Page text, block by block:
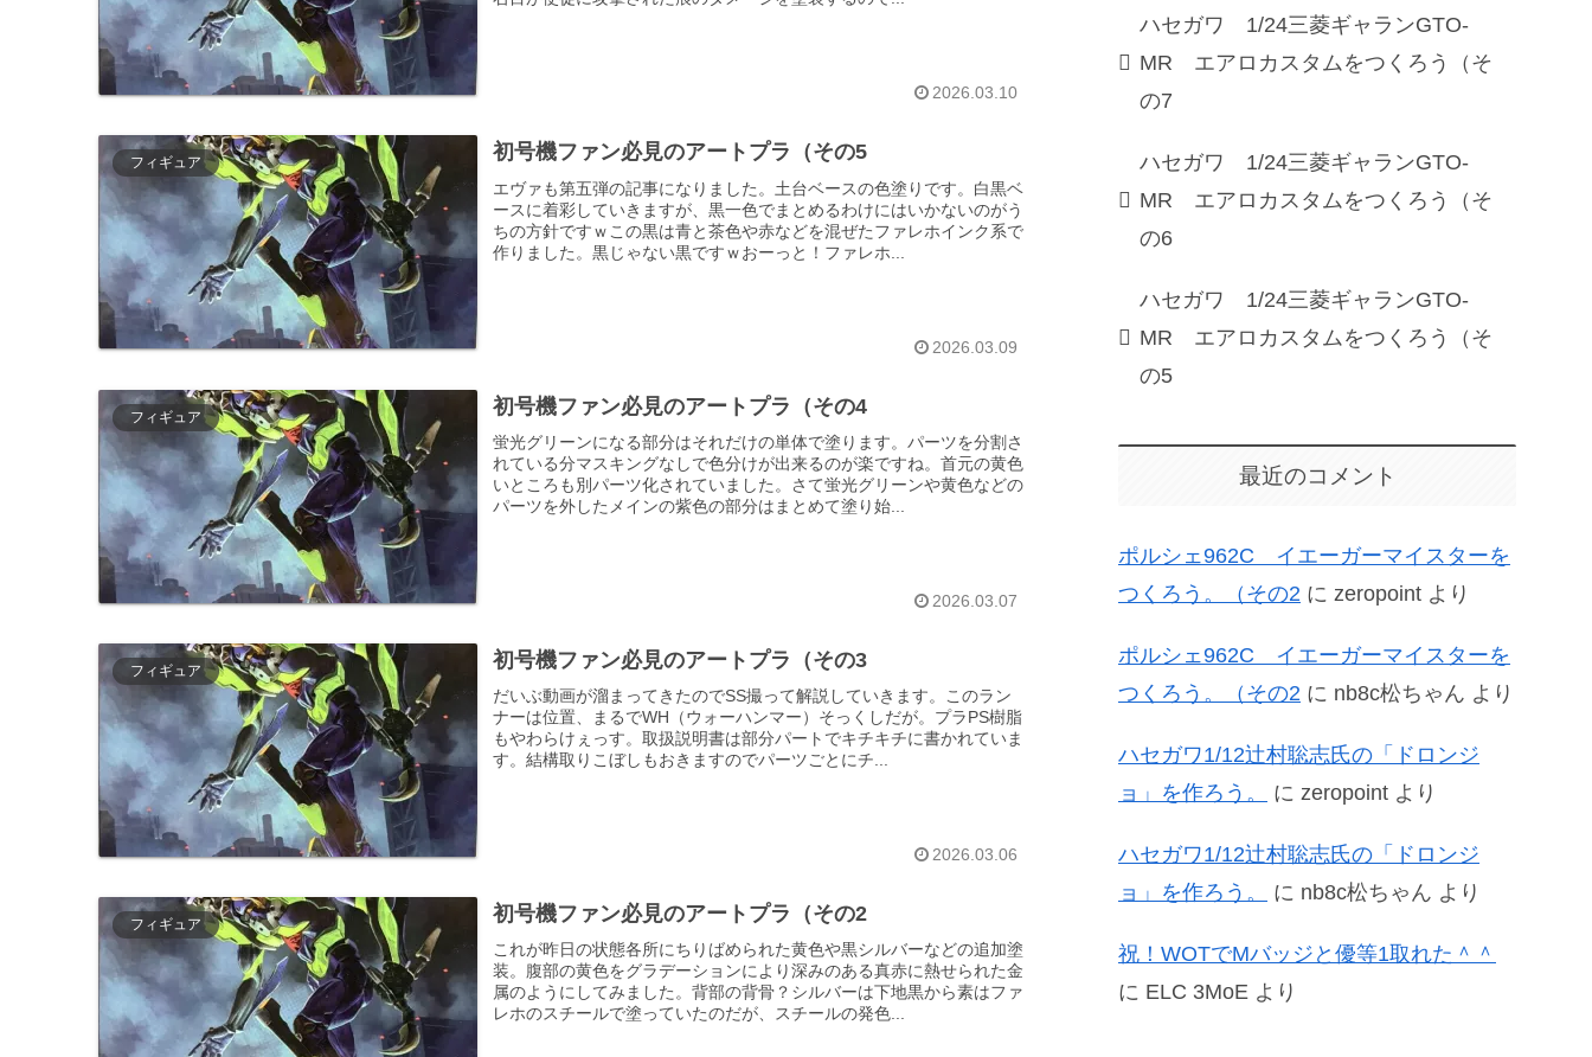
2026.03.10
フィギュア 初号機ファン必見のアートプラ（その5
エヴァも第五弾の記事になりました。土台ベースの色塗りです。白黒ベ
ースに着彩していきますが、黒一色でまとめるわけにはいかないのがう
ちの方針ですｗこの黒は青と茶色や赤などを混ぜたファレホインク系で
作りました。黒じゃない黒ですｗおーっと！ファレホ...
2026.03.09
フィギュア 初号機ファン必見のアートプラ（その4
蛍光グリーンになる部分はそれだけの単体で塗ります。パーツを分割さ
れている分マスキングなしで色分けが出来るのが楽ですね。首元の黄色
いところも別パーツ化されていました。さて蛍光グリーンや黄色などの
パーツを外したメインの紫色の部分はまとめて塗り始...
2026.03.07
フィギュア 初号機ファン必見のアートプラ（その3
だいぶ動画が溜まってきたのでSS撮って解説していきます。このラン
ナーは位置、まるでWH（ウォーハンマー）そっくしだが。プラPS樹脂
もやわらけぇっす。取扱説明書は部分パートでキチキチに書かれていま
す。結構取りこぼしもおきますのでパーツごとにチ...
2026.03.06
フィギュア 初号機ファン必見のアートプラ（その2
これが昨日の状態各所にちりばめられた黄色や黒シルバーなどの追加塗
装。腹部の黄色をグラデーションにより深みのある真赤に熱せられた金
属のようにしてみました。背部の背骨？シルバーは下地黒から素はファ
レホのスチールで塗っていたのだが、スチールの発色...
ハセガワ 1/24三菱ギャランGTO-
MR エアロカスタムをつくろう（そ
の7
ハセガワ 1/24三菱ギャランGTO-
MR エアロカスタムをつくろう（そ
の6
ハセガワ 1/24三菱ギャランGTO-
MR エアロカスタムをつくろう（そ
の5
最近のコメント
ポルシェ962C イエーガーマイスターを
つくろう。（その2 に zeropoint より
ポルシェ962C イエーガーマイスターを
つくろう。（その2 に nb8c松ちゃん より
ハセガワ1/12辻村聡志氏の「ドロンジ
ョ」を作ろう。
に zeropoint より
ハセガワ1/12辻村聡志氏の「ドロンジ
ョ」を作ろう。
に nb8c松ちゃん より
祝！WOTでMバッジと優等1取れた＾＾
に ELC 3MoE より